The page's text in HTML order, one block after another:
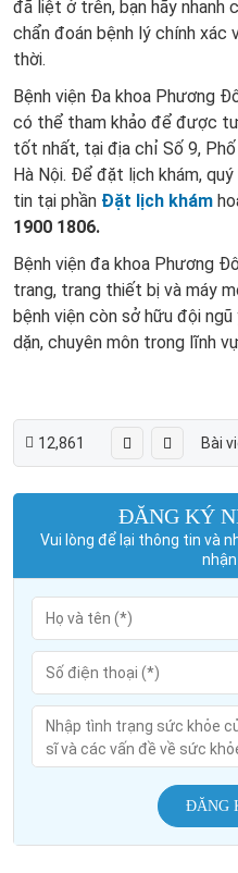
đã liệt ở trên, bạn hãy nhanh
chẩn đoán bệnh lý chính xác
thời.
Bệnh viện Đa khoa Phương
có thể tham khảo để được
tốt nhất, tại địa chỉ Số 9,
Hà Nội. Để đặt lịch khám,
tin tại phần Đặt lịch khám
1900 1806.
Bệnh viện đa khoa Phương
trang, trang thiết bị và máy
bệnh viện còn sở hữu đội
dặn, chuyên môn trong lĩnh
12,861 Bài
ĐĂNG KÝ
Vui lòng để lại thông tin và
ĐĂNG